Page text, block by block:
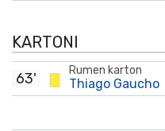
KARTONI
Rumen karton
Thiago Gaucho
63'